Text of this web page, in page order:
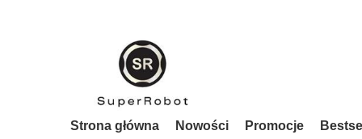
Strona główna Nowości Promocje